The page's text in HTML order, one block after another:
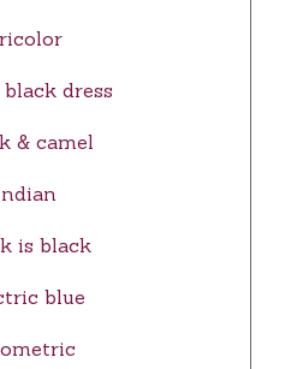
black dress
& camel
is black
blue